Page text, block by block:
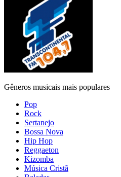
Gêneros musicais mais populares
Pop
Rock
Sertanejo
Bossa Nova
Hip Hop
Reggaeton
Kizomba
Música Cristã